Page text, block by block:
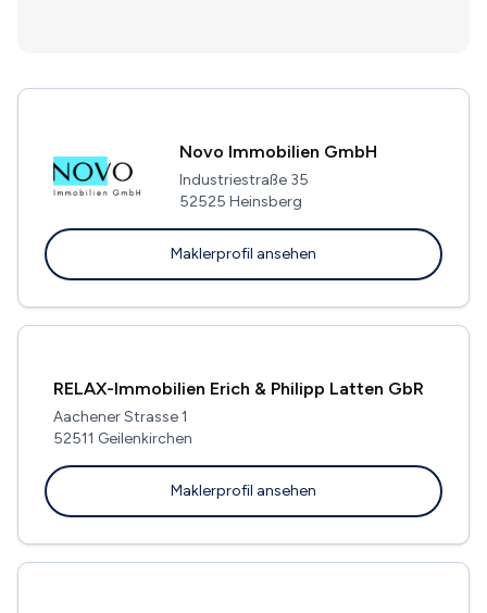
Novo Immobilien GmbH
Industriestraße 35
52525 Heinsberg
Maklerprofil ansehen
RELAX-Immobilien Erich & Philipp Latten GbR
Aachener Strasse 1
52511 Geilenkirchen
Maklerprofil ansehen